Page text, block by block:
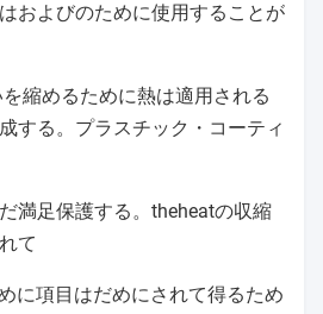
およびのために使用することが
縮めるために熱は適用される
する。プラスチック・コーティ
満足保護する。theheatの収縮
て
に項目はだめにされて得るため